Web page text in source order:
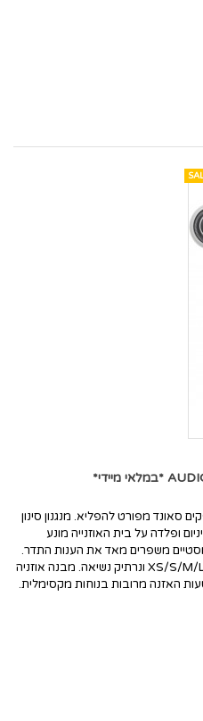
בגודל 14 מ"מ המספקים סאונד מפורט להפליא. מנגנון סינון
ופלדה על בית האוזנייה מונע
משפרים מאד את הענות התדר.
כלולים במארז מתאמים לאוזן בגדלים XS/S/M/L ונרתיק נשיאה. מבנה אוזניה
האזנה מרובות בנוחות מקסימלית.